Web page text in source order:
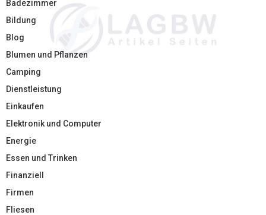
Badezimmer
Bildung
Blog
Blumen und Pflanzen
Camping
Dienstleistung
Einkaufen
Elektronik und Computer
Energie
Essen und Trinken
Finanziell
Firmen
Fliesen